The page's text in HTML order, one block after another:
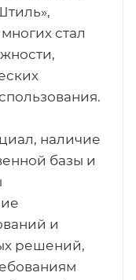
стал
наличие
базы и
и
решений,